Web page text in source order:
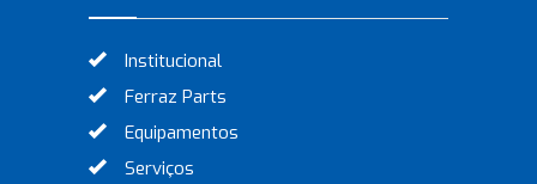
Institucional
Ferraz Parts
Equipamentos
Serviços